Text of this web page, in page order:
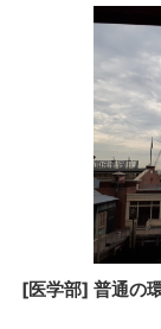
[医学部] 普通の